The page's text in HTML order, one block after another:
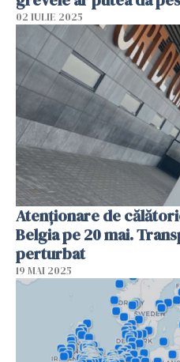
02 IULIE 2025
Atenționare de
Belgia pe 20 mai.
perturbat
19 MAI 2025